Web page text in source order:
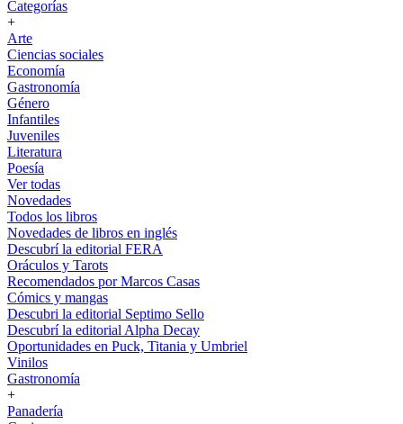
Categorías
+
Arte
Ciencias sociales
Economía
Gastronomía
Género
Infantiles
Juveniles
Literatura
Poesía
Ver todas
Novedades
Todos los libros
Novedades de libros en inglés
Descubrí la editorial FERA
Oráculos y Tarots
Recomendados por Marcos Casas
Cómics y mangas
Descubri la editorial Septimo Sello
Descubrí la editorial Alpha Decay
Oportunidades en Puck, Titania y Umbriel
Vinilos
Gastronomía
+
Panadería